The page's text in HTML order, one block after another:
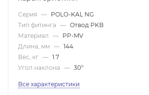
Серия — POLO-KAL NG
Тип фитинга — Отвод PKB
Материал — PP-MV
Длина, мм — 144
Вес, кг — 1.7
Угол наклона — 30°
Все характеристики